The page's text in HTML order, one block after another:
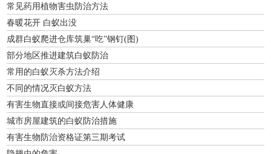
常见药用植物害虫防治方法
春暖花开 白蚁出没
成群白蚁爬进仓库筑巢“吃”钢钉(图)
部分地区推进建筑白蚁防治
常用的白蚁灭杀方法介绍
不同的情况灭白蚁方法
有害生物直接或间接危害人体健康
城市房屋建筑的白蚁防治措施
有害生物防治资格证第三期考试